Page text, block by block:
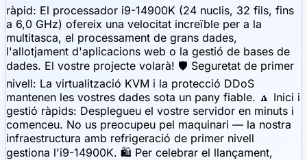
ràpid: El processador i9-14900K (24 nuclis, 32 fils, fins
a 6,0 GHz) ofereix una velocitat increïble per a la
multitasca, el processament de grans dades,
l'allotjament d'aplicacions web o la gestió de bases de
dades. El vostre projecte volarà! 🛡 Seguretat de primer
nivell: La virtualització KVM i la protecció DDoS
mantenen les vostres dades sota un pany fiable. 🔼 Inici i
gestió ràpids: Desplegueu el vostre servidor en minuts i
comenceu. No us preocupeu pel maquinari — la nostra
infraestructura amb refrigeració de primer nivell
gestiona l'i9-14900K. 🛍 Per celebrar el llançament,